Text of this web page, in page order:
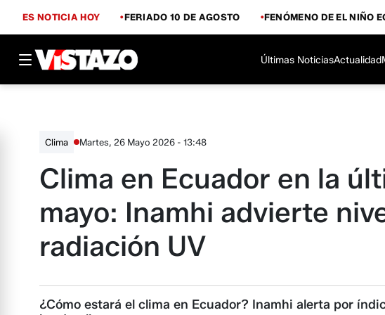
ES NOTICIA HOY FERIADO 10 DE AGOSTO FENÓMENO DE EL NIÑO
Últimas NoticiasActualidad
Clima Martes, 26 Mayo 2026 - 13:48
Clima en Ecuador en la
mayo: Inamhi advierte
radiación UV
¿Cómo estará el clima en Ecuador? Inamhi alerta por